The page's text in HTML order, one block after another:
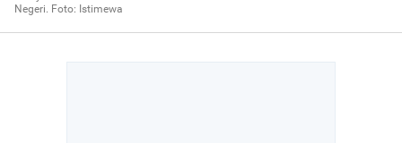
Negeri. Foto: Istimewa